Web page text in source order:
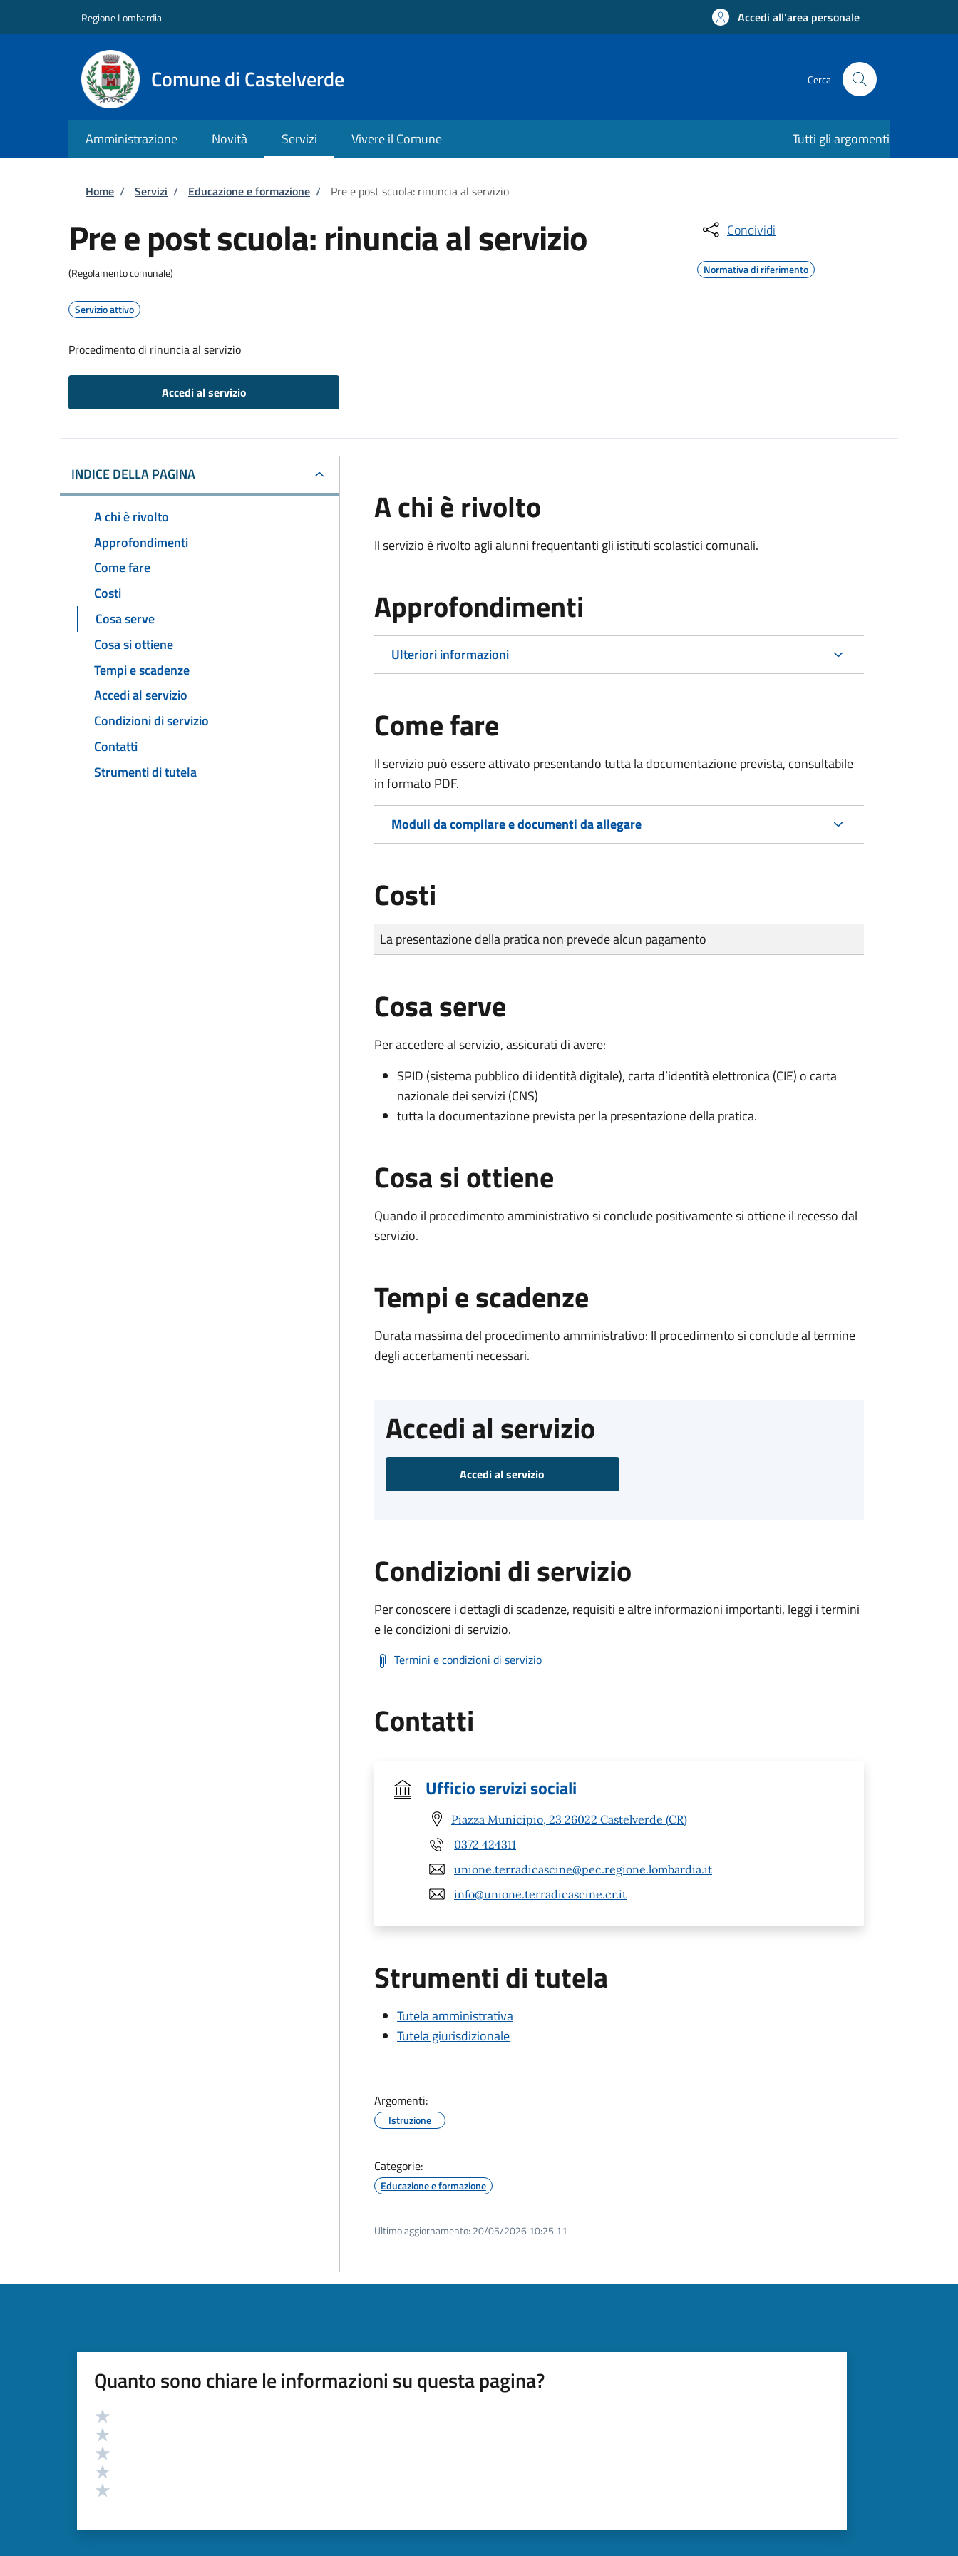
Regione Lombardia Accedi all'area personale
Comune di Castelverde Cerca
Amministrazione Novità Servizi Vivere il Comune Tutti gli argomenti
Briciole di pane
Home / Servizi / Educazione e formazione / Pre e post scuola: rinuncia al servizio
Pre e post scuola: rinuncia al servizio
(Regolamento comunale)
Servizio attivo
Procedimento di rinuncia al servizio
Accedi al servizio
Condividi
Normativa di riferimento
INDICE DELLA PAGINA
A chi è rivolto
Approfondimenti
Come fare
Costi
Cosa serve
Cosa si ottiene
Tempi e scadenze
Accedi al servizio
Condizioni di servizio
Contatti
Strumenti di tutela
A chi è rivolto
Il servizio è rivolto agli alunni frequentanti gli istituti scolastici comunali.
Approfondimenti
Ulteriori informazioni
Come fare
Il servizio può essere attivato presentando tutta la documentazione prevista, consultabile
in formato PDF.
Moduli da compilare e documenti da allegare
Costi
Tipo di pagamento
Importo
La presentazione della pratica non prevede alcun pagamento
Cosa serve
Per accedere al servizio, assicurati di avere:
SPID (sistema pubblico di identità digitale), carta d’identità elettronica (CIE) o carta
nazionale dei servizi (CNS)
tutta la documentazione prevista per la presentazione della pratica.
Cosa si ottiene
Quando il procedimento amministrativo si conclude positivamente si ottiene il recesso dal
servizio.
Tempi e scadenze
Durata massima del procedimento amministrativo: Il procedimento si conclude al termine
degli accertamenti necessari.
Accedi al servizio
Accedi al servizio
Condizioni di servizio
Per conoscere i dettagli di scadenze, requisiti e altre informazioni importanti, leggi i termini
e le condizioni di servizio.
Termini e condizioni di servizio
Contatti
Ufficio servizi sociali
Piazza Municipio, 23 26022 Castelverde (CR)
0372 424311
unione.terradicascine@pec.regione.lombardia.it
info@unione.terradicascine.cr.it
Strumenti di tutela
Tutela amministrativa
Tutela giurisdizionale
Argomenti:
Istruzione
Categorie:
Educazione e formazione
Ultimo aggiornamento: 20/05/2026 10:25.11
Quanto sono chiare le informazioni su questa pagina?
Valutazione